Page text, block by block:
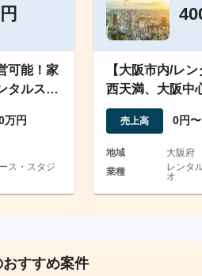
可能！家
タルスペ
万円
ス・スタジ
【大阪市内/レ
西天満、大阪中
スペース4室
売上高 0円
地域
大阪府
業種
レンタ
オ
すすめ案件